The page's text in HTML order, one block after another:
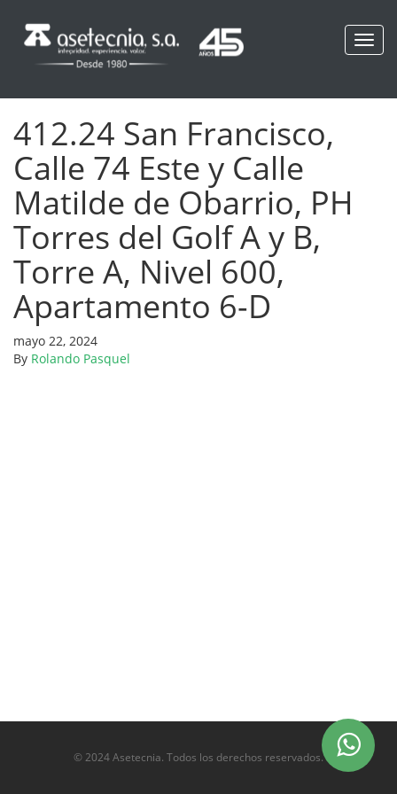
412.24 San Francisco,
Calle 74 Este y Calle
Matilde de Obarrio, PH
Torres del Golf A y B,
Torre A, Nivel 600,
Apartamento 6-D
mayo 22, 2024
By Rolando Pasquel
© 2024 Asetecnia. Todos los derechos reservados.